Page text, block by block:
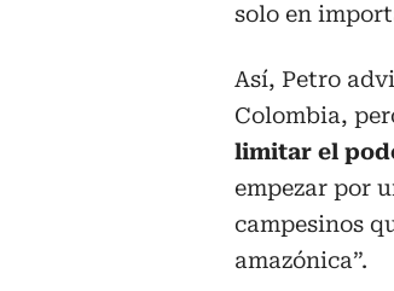
solo en
Así, Petro
Colombia,
limitar el
empezar por
campesinos
amazónica”.